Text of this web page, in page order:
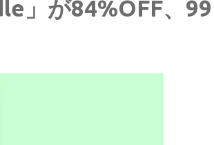
」が84%OFF、99